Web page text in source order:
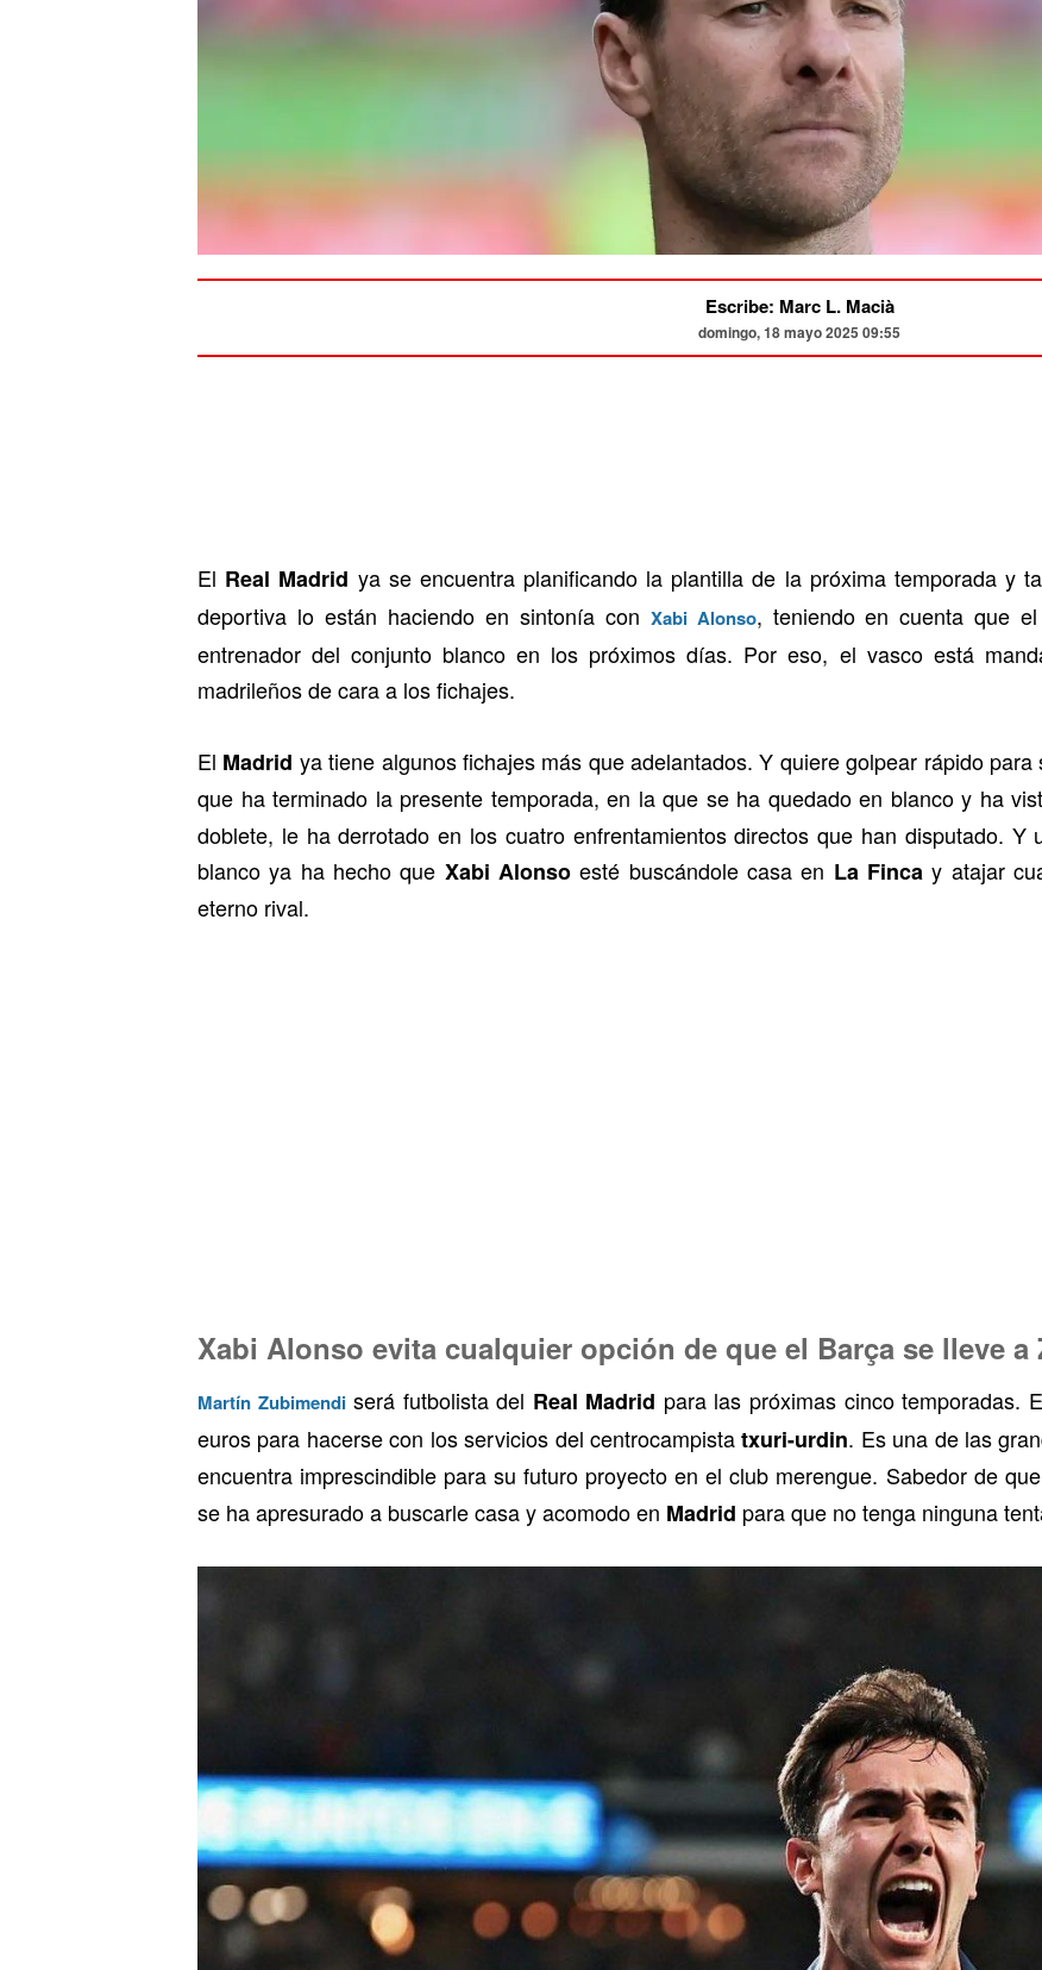
Escribe: Marc L. Macià
domingo, 18 mayo 2025 09:55
El Real Madrid ya se encuentra planificando la plantilla de la próxima temporada y
deportiva lo están haciendo en sintonía con Xabi Alonso, teniendo en cuenta que
entrenador del conjunto blanco en los próximos días. Por eso, el vasco está
madrileños de cara a los fichajes.
El Madrid ya tiene algunos fichajes más que adelantados. Y quiere golpear rápido
que ha terminado la presente temporada, en la que se ha quedado en blanco y ha
doblete, le ha derrotado en los cuatro enfrentamientos directos que han disputado.
blanco ya ha hecho que Xabi Alonso esté buscándole casa en La Finca y atajar
eterno rival.
Xabi Alonso evita cualquier opción de que el Barça se lleve a
Martín Zubimendiserá futbolista del Real Madrid para las próximas cinco temporadas.
euros para hacerse con los servicios del centrocampistatxuri-urdin. Es una de las
encuentra imprescindible para su futuro proyecto en el club merengue. Sabedor de
se ha apresurado a buscarle casa y acomodo en Madrid para que no tenga ninguna